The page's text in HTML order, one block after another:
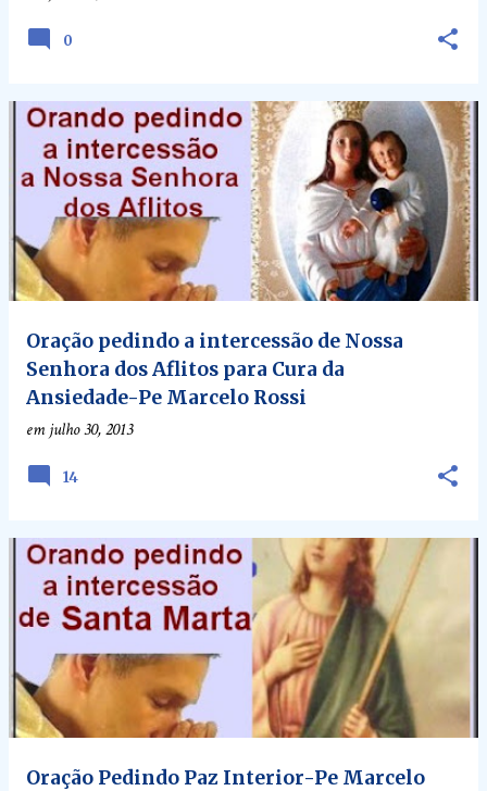
0
Oração pedindo a intercessão de Nossa
Senhora dos Aflitos para Cura da
Ansiedade-Pe Marcelo Rossi
emjulho 30, 2013
14
Oração Pedindo Paz Interior-Pe Marcelo